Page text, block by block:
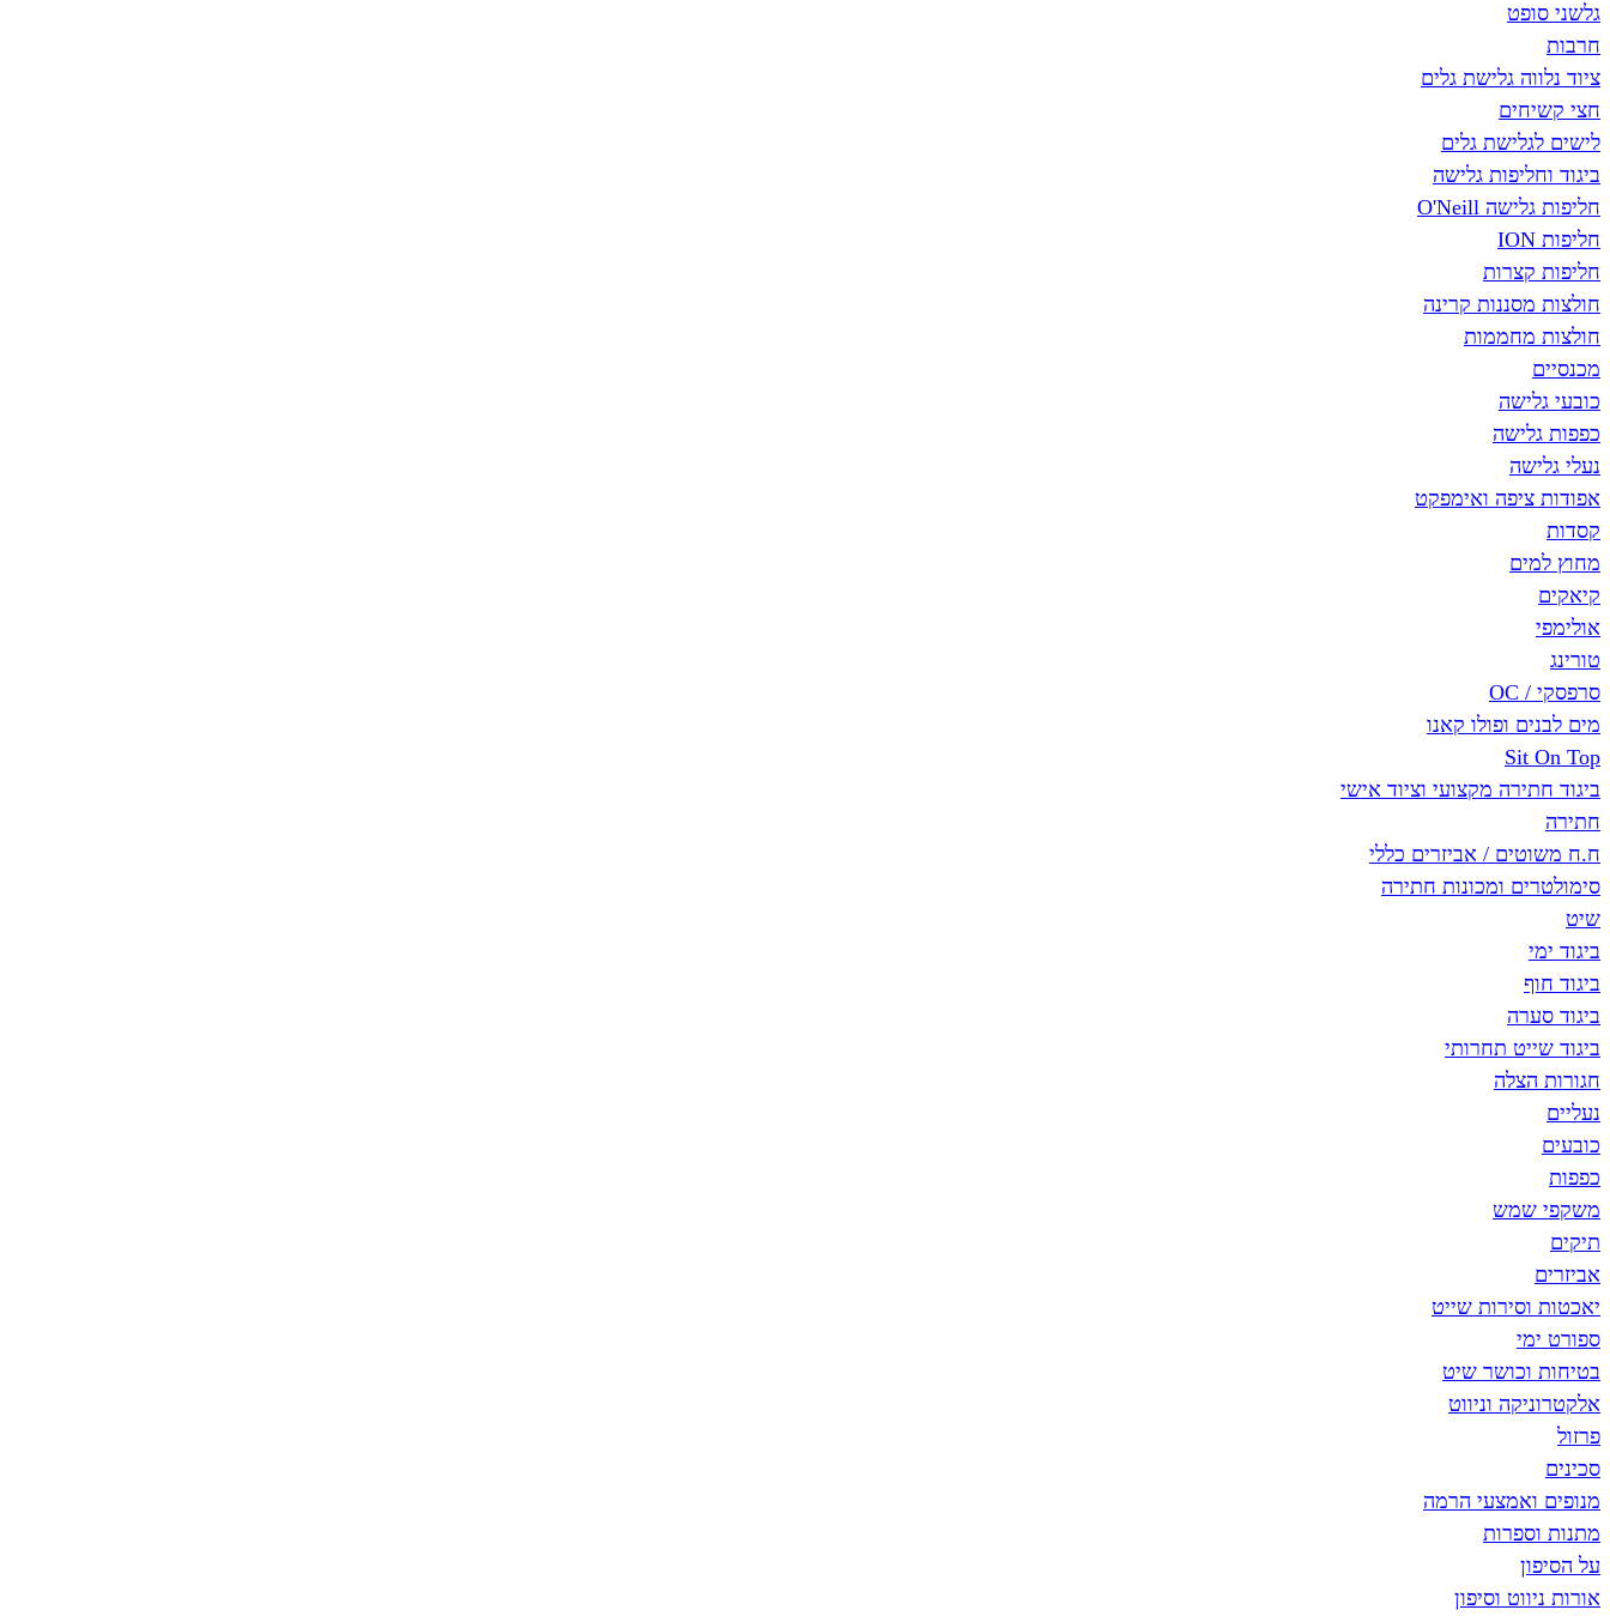
גלשני סופט
חרבות
ציוד נלווה גלישת גלים
חצי קשיחים
לישים לגלישת גלים
ביגוד וחליפות גלישה
חליפות גלישה O'Neill
חליפות ION
חליפות קצרות
חולצות מסננות קרינה
חולצות מחממות
מכנסיים
כובעי גלישה
כפפות גלישה
נעלי גלישה
אפודות ציפה ואימפקט
קסדות
מחוץ למים
קיאקים
אולימפי
טורינג
סרפסקי / OC
מים לבנים ופולו קאנו
Sit On Top
ביגוד חתירה מקצועי וציוד אישי
חתירה
ח.ח משוטים / אביזרים כללי
סימולטרים ומכונות חתירה
שיט
ביגוד ימי
ביגוד חוף
ביגוד סערה
ביגוד שייט תחרותי
חגורות הצלה
נעליים
כובעים
כפפות
משקפי שמש
תיקים
אביזרים
יאכטות וסירות שייט
ספורט ימי
בטיחות וכושר שיט
אלקטרוניקה וניווט
פרזול
סכינים
מנופים ואמצעי הרמה
מתנות וספרות
על הסיפון
אורות ניווט וסיפון